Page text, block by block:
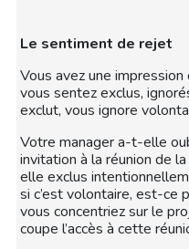
Le sentiment de rejet
Vous avez une
vous sentez exclus,
exclut, vous ignore
Votre manager a-t-elle
invitation à la réunion de
elle exclus
si c’est volontaire, est-ce
vous concentriez sur le
coupe l’accès à cette